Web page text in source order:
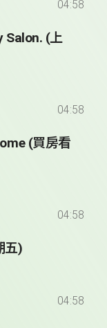
04:58
(上
04:58
房看
04:58
星期五)
04:58